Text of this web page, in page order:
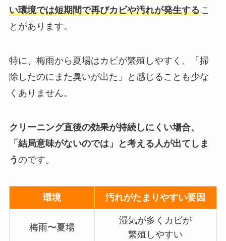
い環境では短期間で再びカビや汚れが発生するこ
とがあります。
特に、梅雨から夏場はカビが繁殖しやすく、「掃
除したのにまた臭いが出た」と感じることも少な
くありません。
クリーニング直後の効果が持続しにくい場合、
「結局意味がないのでは」と考える人が出てしま
う のです。
環境 汚れがたまりやすい要因
梅雨〜夏場
湿気が多くカビが
繁殖しやすい